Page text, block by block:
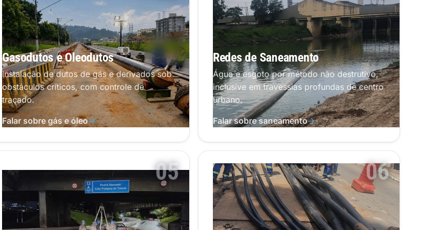
Gasodutos e Oleodutos
Instalação de dutos de gás e derivados sob
obstáculos críticos, com controle de
traçado.
Falar sobre gás e óleo→
Redes de Saneamento
Água e esgoto por método não destrutivo,
inclusive em travessias profundas de centro
urbano.
Falar sobre saneamento→
05 06